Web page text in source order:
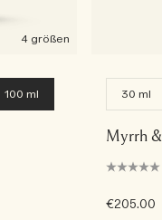
4 größen
100 ml 30 ml
Myrrh
€205.00